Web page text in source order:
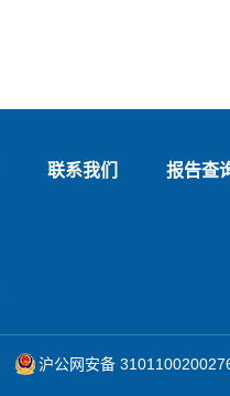
联系我们 报告查
沪公网安备